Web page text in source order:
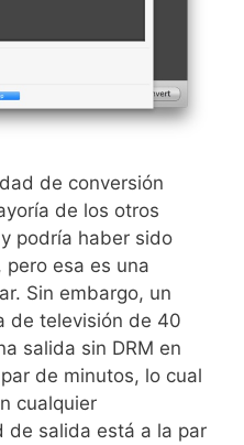
de conversión
de los otros
podría haber sido
pero esa es una
Sin embargo, un
de televisión de 40
salida sin DRM en
de minutos, lo cual
cualquier
de salida está a la par